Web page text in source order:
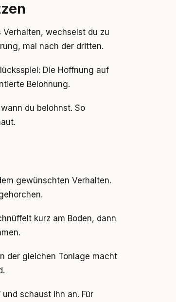
wechselst du zu
mal nach der dritten.
Die Hoffnung auf
Belohnung.
du belohnst. So
gewünschten Verhalten.
kurz am Boden, dann
der gleichen Tonlage macht
und schaust ihn an. Für